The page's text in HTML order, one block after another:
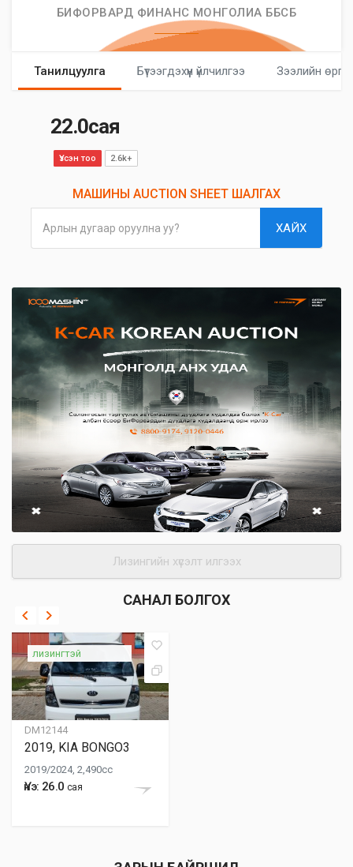
БИФОРВАРД ФИНАНС МОНГОЛИА ББСБ
Танилцуулга Бүтээгдэхүүн үйлчилгээ Зээлийн
22.0сая
Үзсэн тоо 2.6k+
МАШИНЫ AUCTION SHEET ШАЛГАХ
Арлын дугаар оруулна уу? ХАЙХ
Лизингийн хүсэлт илгээх
САНАЛ БОЛГОХ
DM12144
лизингтэй
2019, KIA BONGO3
2019/2024, 2,490cc
Үнэ: 26.0 сая